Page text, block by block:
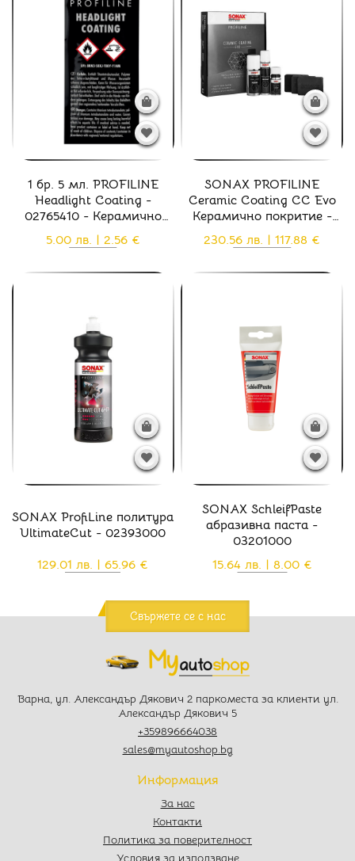
1 бр. 5 мл. PROFILINE
Headlight Coating -
02765410 - Керамично
покритие за фарове UV
защита
5.00 лв. | 2.56 €
SONAX PROFILINE
Ceramic Coating CC Evo
Керамично покритие -
02379410
230.56 лв. | 117.88 €
SONAX ProfiLine политура
UltimateCut - 02393000
129.01 лв. | 65.96 €
SONAX SchleifPaste
абразивна паста -
03201000
15.64 лв. | 8.00 €
Свържете се с нас
Варна, ул. Александър Дякович 2 паркоместа за клиенти ул.
Александър Дякович 5
+359896664038
sales@myautoshop.bg
Информация
За нас
Контакти
Политика за поверителност
Условия за използване